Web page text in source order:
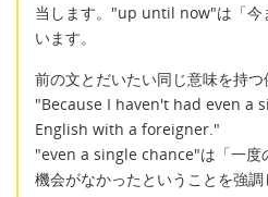
当します。"up until now"は「今
います。
前の文とだいたい同じ意味を持つ
"Because I haven't had even a
English with a foreigner."
"even a single chance"は「一度
機会がなかったということを強調